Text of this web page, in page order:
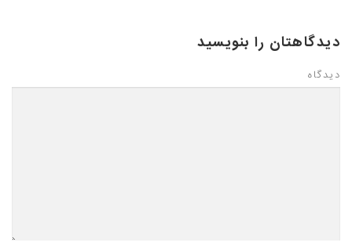
دیدگاهتان را بنویسید
دیدگاه